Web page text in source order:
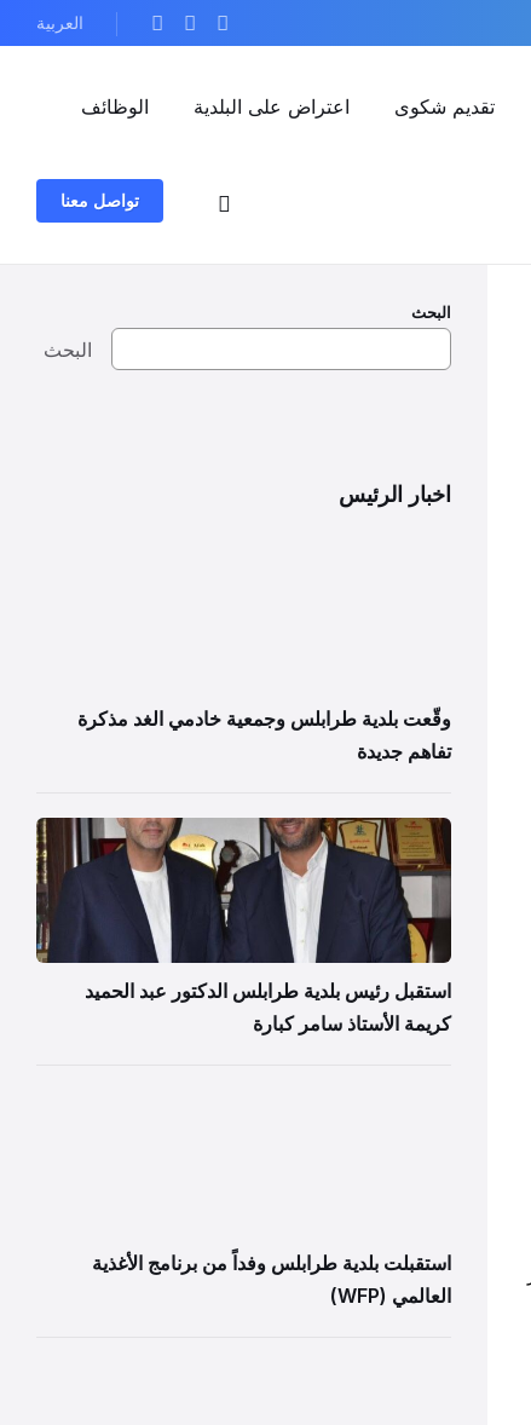
العربية
تقديم شكوى اعتراض على البلدية
الوظائف
تواصل معنا
البحث
البحث
اخبار الرئيس
وقّعت بلدية طرابلس وجمعية خادمي الغد مذكرة
تفاهم جديدة
استقبل رئيس بلدية طرابلس الدكتور عبد الحميد
كريمة الأستاذ سامر كبارة
استقبلت بلدية طرابلس وفداً من برنامج الأغذية
العالمي (WFP)